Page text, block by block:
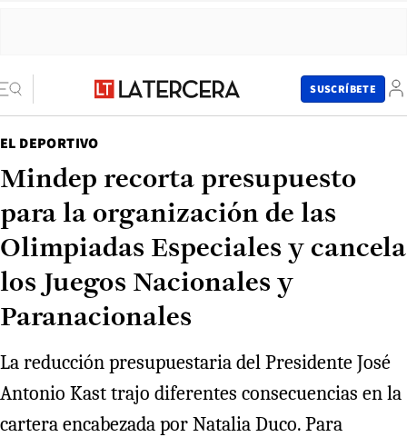
SUSCRÍBETE
EL DEPORTIVO
Mindep recorta presupuesto
para la organización de las
Olimpiadas Especiales y cancela
los Juegos Nacionales y
Paranacionales
La reducción presupuestaria del Presidente José
Antonio Kast trajo diferentes consecuencias en la
cartera encabezada por Natalia Duco. Para